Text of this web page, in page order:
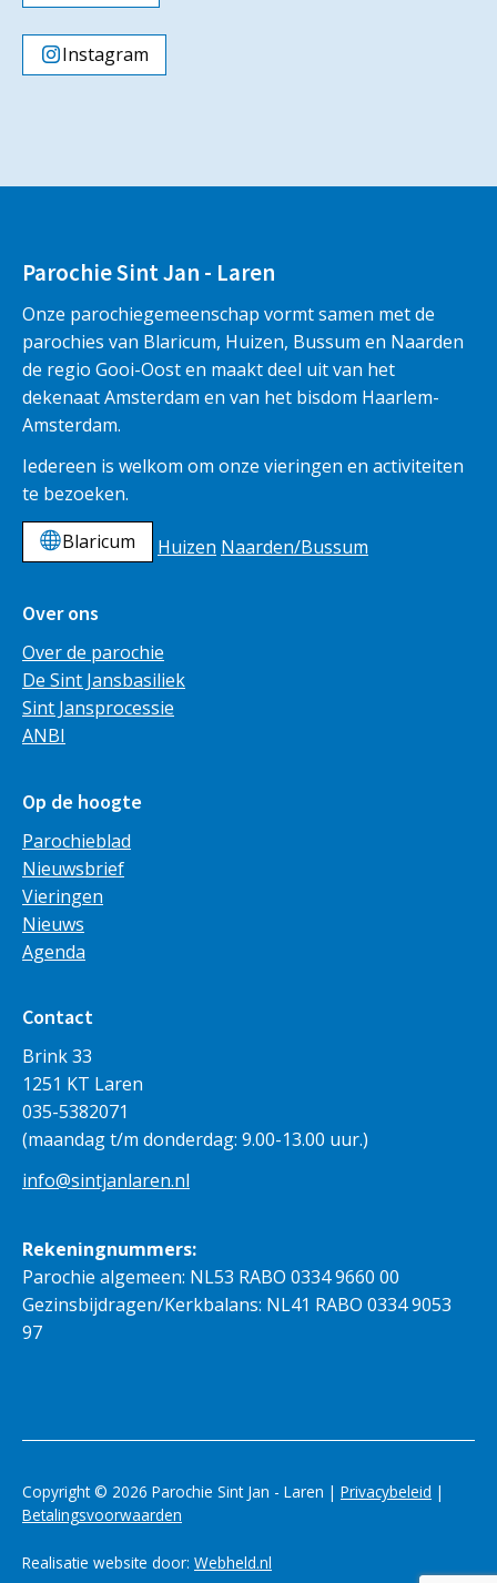
Instagram
Parochie Sint Jan - Laren
Onze parochiegemeenschap vormt samen met de
parochies van Blaricum, Huizen, Bussum en Naarden
de regio Gooi-Oost en maakt deel uit van het
dekenaat Amsterdam en van het bisdom Haarlem-
Amsterdam.
Iedereen is welkom om onze vieringen en activiteiten
te bezoeken.
Blaricum
Huizen Naarden/Bussum
Over ons
Over de parochie
De Sint Jansbasiliek
Sint Jansprocessie
ANBI
Op de hoogte
Parochieblad
Nieuwsbrief
Vieringen
Nieuws
Agenda
Contact
Brink 33
1251 KT Laren
035-5382071
(maandag t/m donderdag: 9.00-13.00 uur.)
info@sintjanlaren.nl
Rekeningnummers:
Parochie algemeen: NL53 RABO 0334 9660 00
Gezinsbijdragen/Kerkbalans: NL41 RABO 0334 9053
97
Copyright © 2026 Parochie Sint Jan - Laren | Privacybeleid |
Betalingsvoorwaarden
Realisatie website door: Webheld.nl